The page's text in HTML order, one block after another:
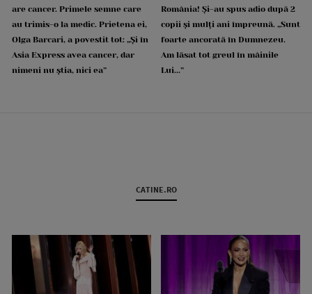
are cancer. Primele semne care
au trimis-o la medic. Prietena ei,
Olga Barcari, a povestit tot: „Și în
Asia Express avea cancer, dar
nimeni nu știa, nici ea”
România! Și-au spus adio după 2
copii și mulți ani împreună. „Sunt
foarte ancorată în Dumnezeu.
Am lăsat tot greul în mâinile
Lui...”
CATINE.RO